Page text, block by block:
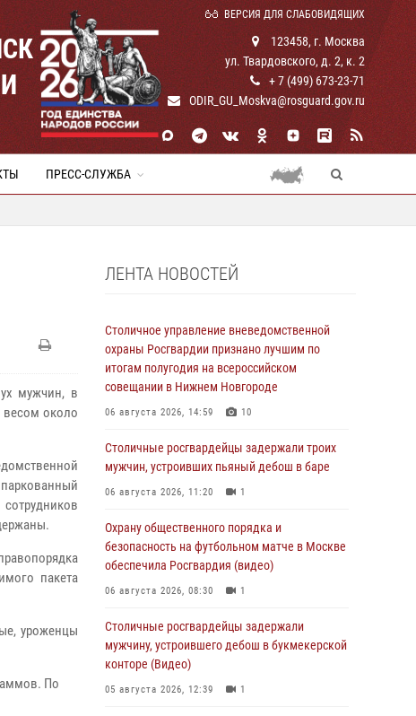
ВЕРСИЯ ДЛЯ СЛАБОВИДЯЩИХ
123458, г. Москва
ул. Твардовского, д. 2, к. 2
+ 7 (499) 673-23-71
ODIR_GU_Moskva@rosguard.gov.ru
ПРЕСС-СЛУЖБА
мужчин, в
весом около
пакета
уроженцы
По
ЛЕНТА НОВОСТЕЙ
Столичное управление вневедомственной
охраны Росгвардии признано лучшим по
итогам полугодия на всероссийском
совещании в Нижнем Новгороде
06 августа 2026, 14:59 10
Столичные росгвардейцы задержали троих
мужчин, устроивших пьяный дебош в баре
06 августа 2026, 11:20 1
Охрану общественного порядка и
безопасность на футбольном матче в Москве
обеспечила Росгвардия (видео)
06 августа 2026, 08:30 1
Столичные росгвардейцы задержали
мужчину, устроившего дебош в букмекерской
конторе (Видео)
05 августа 2026, 12:39 1